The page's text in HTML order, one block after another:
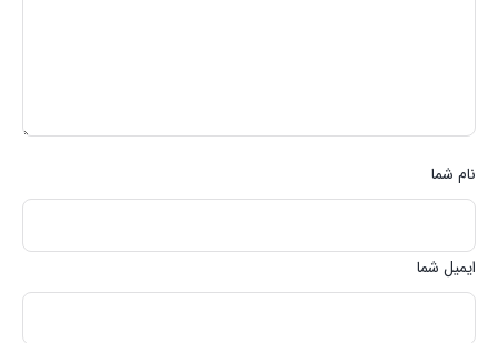
نام شما
ایمیل شما